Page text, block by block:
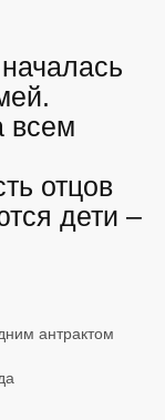
всем
отцов
дети –
антрактом